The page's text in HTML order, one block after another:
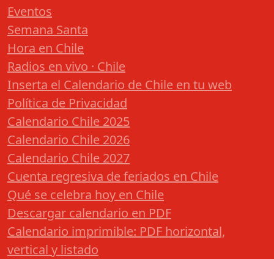
Eventos
Semana Santa
Hora en Chile
Radios en vivo · Chile
Inserta el Calendario de Chile en tu web
Política de Privacidad
Calendario Chile 2025
Calendario Chile 2026
Calendario Chile 2027
Cuenta regresiva de feriados en Chile
Qué se celebra hoy en Chile
Descargar calendario en PDF
Calendario imprimible: PDF horizontal,
vertical y listado